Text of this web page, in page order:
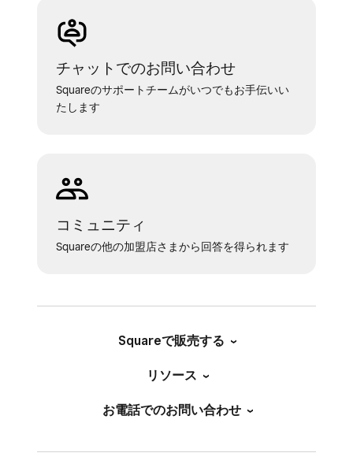
チャットでのお問い合わせ
Squareのサポートチームがいつでもお手伝いい
たします
コミュニティ
Squareの他の加盟店さまから回答を得られます
Squareで販売する
リソース
お電話でのお問い合わせ